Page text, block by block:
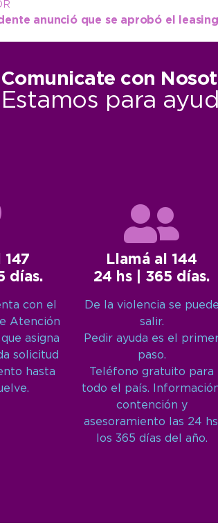
Comunicate con
Estamos para
147
días.
con el
Atención
asigna
solicitud
hasta
Llamá al 144
24 hs | 365 días.
De la violencia se puede
salir.
Pedir ayuda es el
paso.
Teléfono gratuito para
todo el país.
contención y
asesoramiento las 24
los 365 días del año.